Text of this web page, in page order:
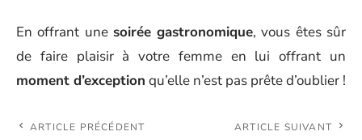
En offrant une soirée gastronomique, vous êtes sûr
de faire plaisir à votre femme en lui offrant un
moment d’exception qu’elle n’est pas prête d’oublier !
ARTICLE PRÉCÉDENT ARTICLE SUIVANT